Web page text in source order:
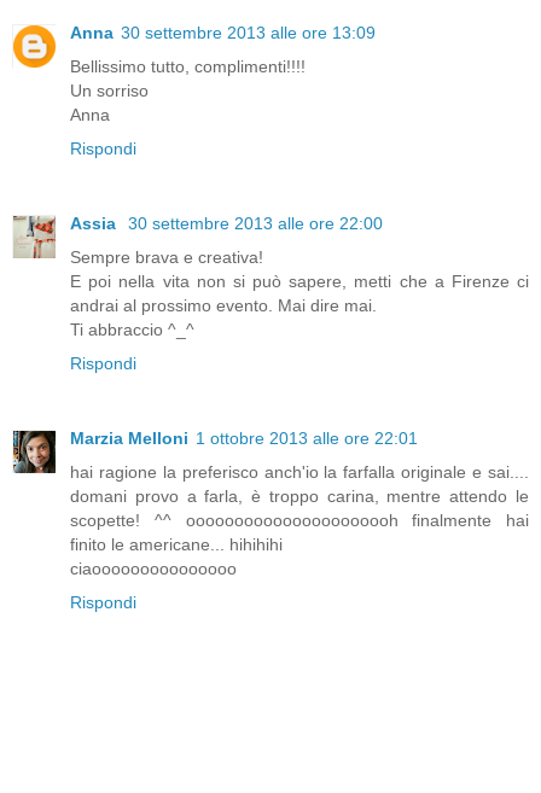
Anna 30 settembre 2013 alle ore 13:09
Bellissimo tutto, complimenti!!!!
Un sorriso
Anna
Rispondi
Assia
30 settembre 2013 alle ore 22:00
Sempre brava e creativa!
E poi nella vita non si può sapere, metti che a Firenze ci
andrai al prossimo evento. Mai dire mai.
Ti abbraccio ^_^
Rispondi
Marzia Melloni 1 ottobre 2013 alle ore 22:01
hai ragione la preferisco anch'io la farfalla originale e sai....
domani provo a farla, è troppo carina, mentre attendo le
scopette! ^^ oooooooooooooooooooooh finalmente hai
finito le americane... hihihihi
ciaooooooooooooooo
Rispondi